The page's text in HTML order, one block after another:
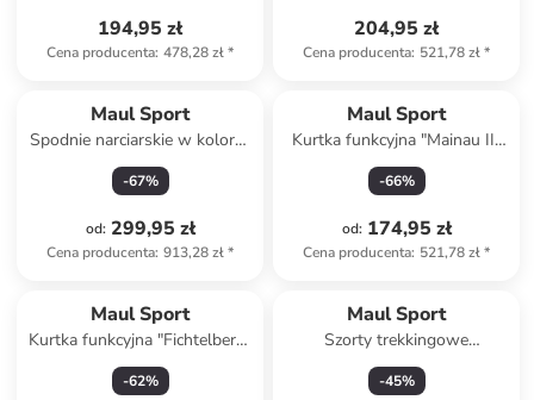
194,95 zł
Cena producenta: 478,28 zł*
204,95 zł
Cena producenta: 521,78 zł*
Maul Sport
Spodnie narciarskie w kolorze
czarnym
-67%
od: 299,95 zł
Cena producenta: 913,28 zł*
Maul Sport
Kurtka funkcyjna "Mainau II"
w kolorze szarym
-66%
od: 174,95 zł
Cena producenta: 521,78 zł*
Maul Sport
Kurtka funkcyjna "Fichtelberg"
w kolorze czarnym
-62%
Maul Sport
Szorty trekkingowe
"Rheinfels" w kolorze
antracytowym
-45%